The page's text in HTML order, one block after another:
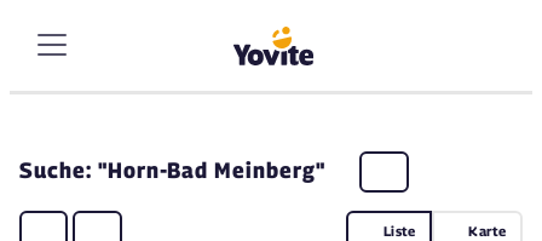
Suche: "Horn-Bad Meinberg"
Liste Karte